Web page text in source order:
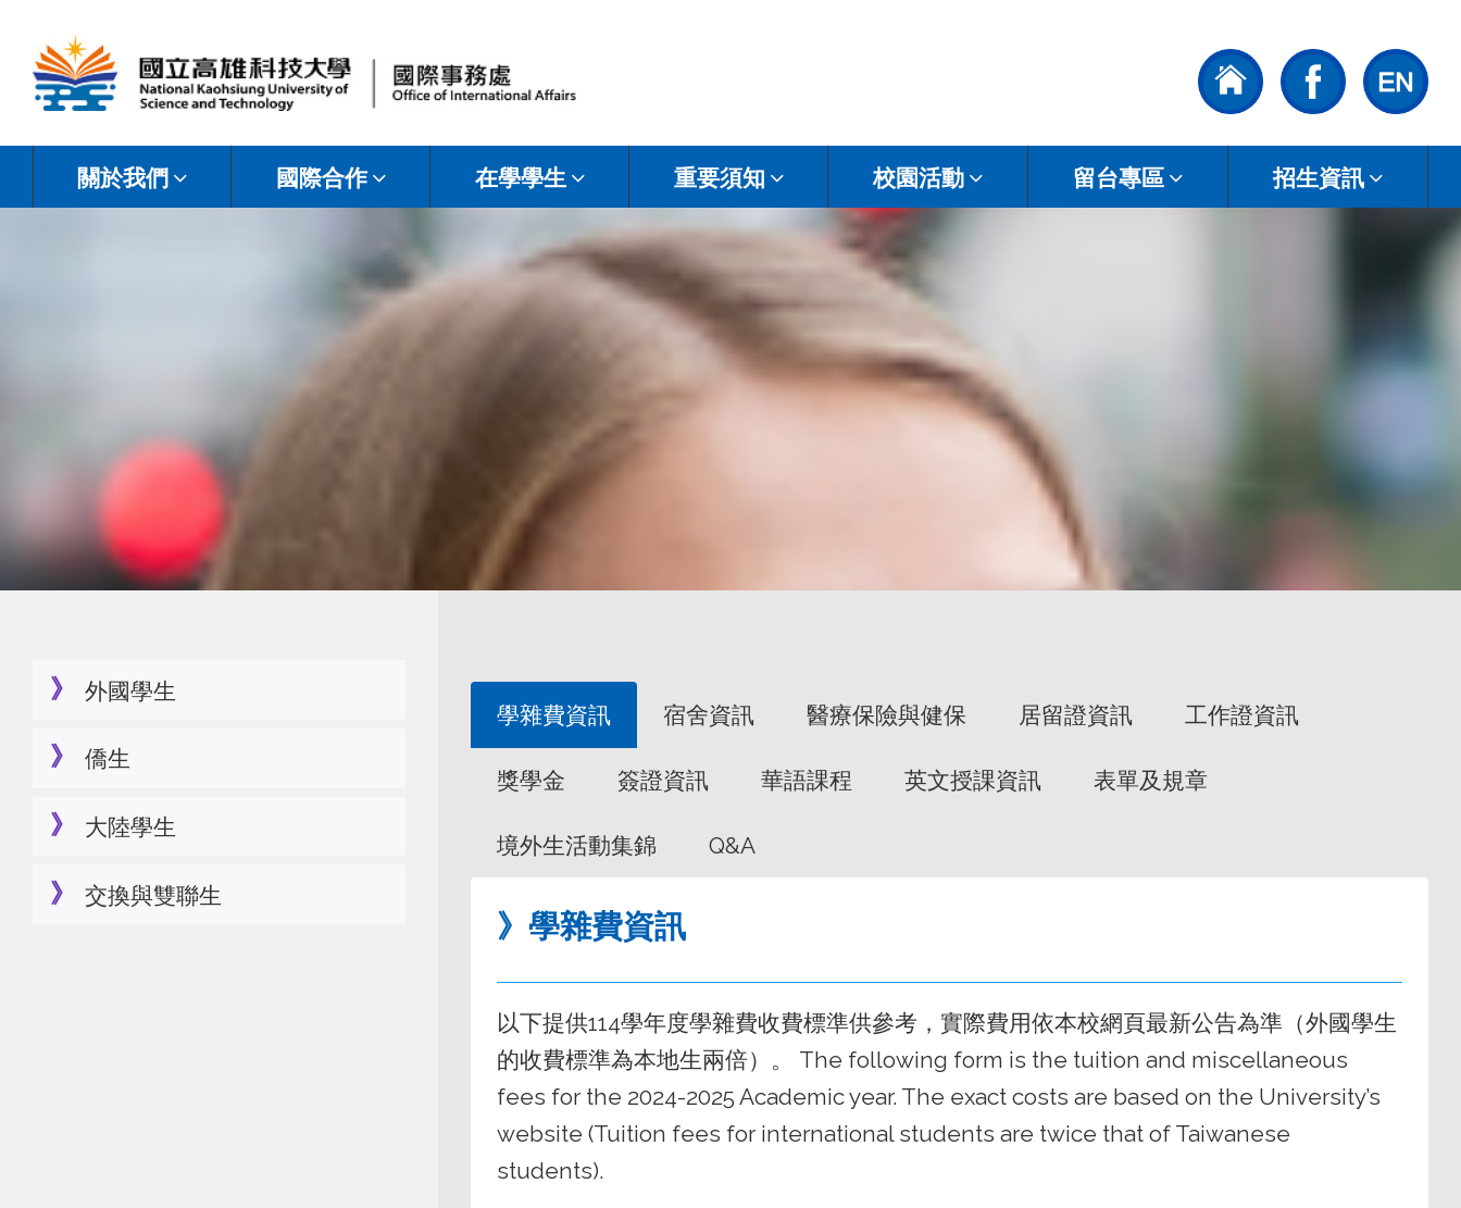
高
務
處
關於我們 國際合作 在學學生 重要須知 校園活動 留台專區 招生資訊
學雜費資訊 宿舍資訊 醫療保險與健保 居留證資訊 工作證資訊
獎學金 簽證資訊 華語課程 英文授課資訊 表單及規章
境外生活動集錦 Q&A
》學雜費資訊
以下提供114學年度學雜費收費標準供參考，實際費用依本校網頁最新公告為準（外國學生
的收費標準為本地生兩倍）。 The following form is the tuition and miscellaneous
fees for the 2024-2025 Academic year. The exact costs are based on the University’s
website (Tuition fees for international students are twice that of Taiwanese
students).
外國學生
僑生
大陸學生
交換與雙聯生